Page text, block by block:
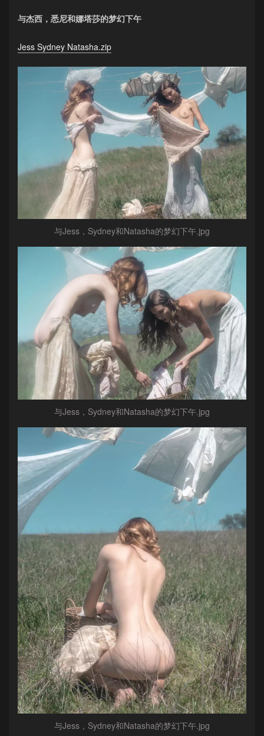
与杰西，悉尼和娜塔莎的梦幻下午
Jess Sydney Natasha.zip
与Jess，Sydney和Natasha的梦幻下午.jpg
与Jess，Sydney和Natasha的梦幻下午.jpg
与Jess，Sydney和Natasha的梦幻下午.jpg